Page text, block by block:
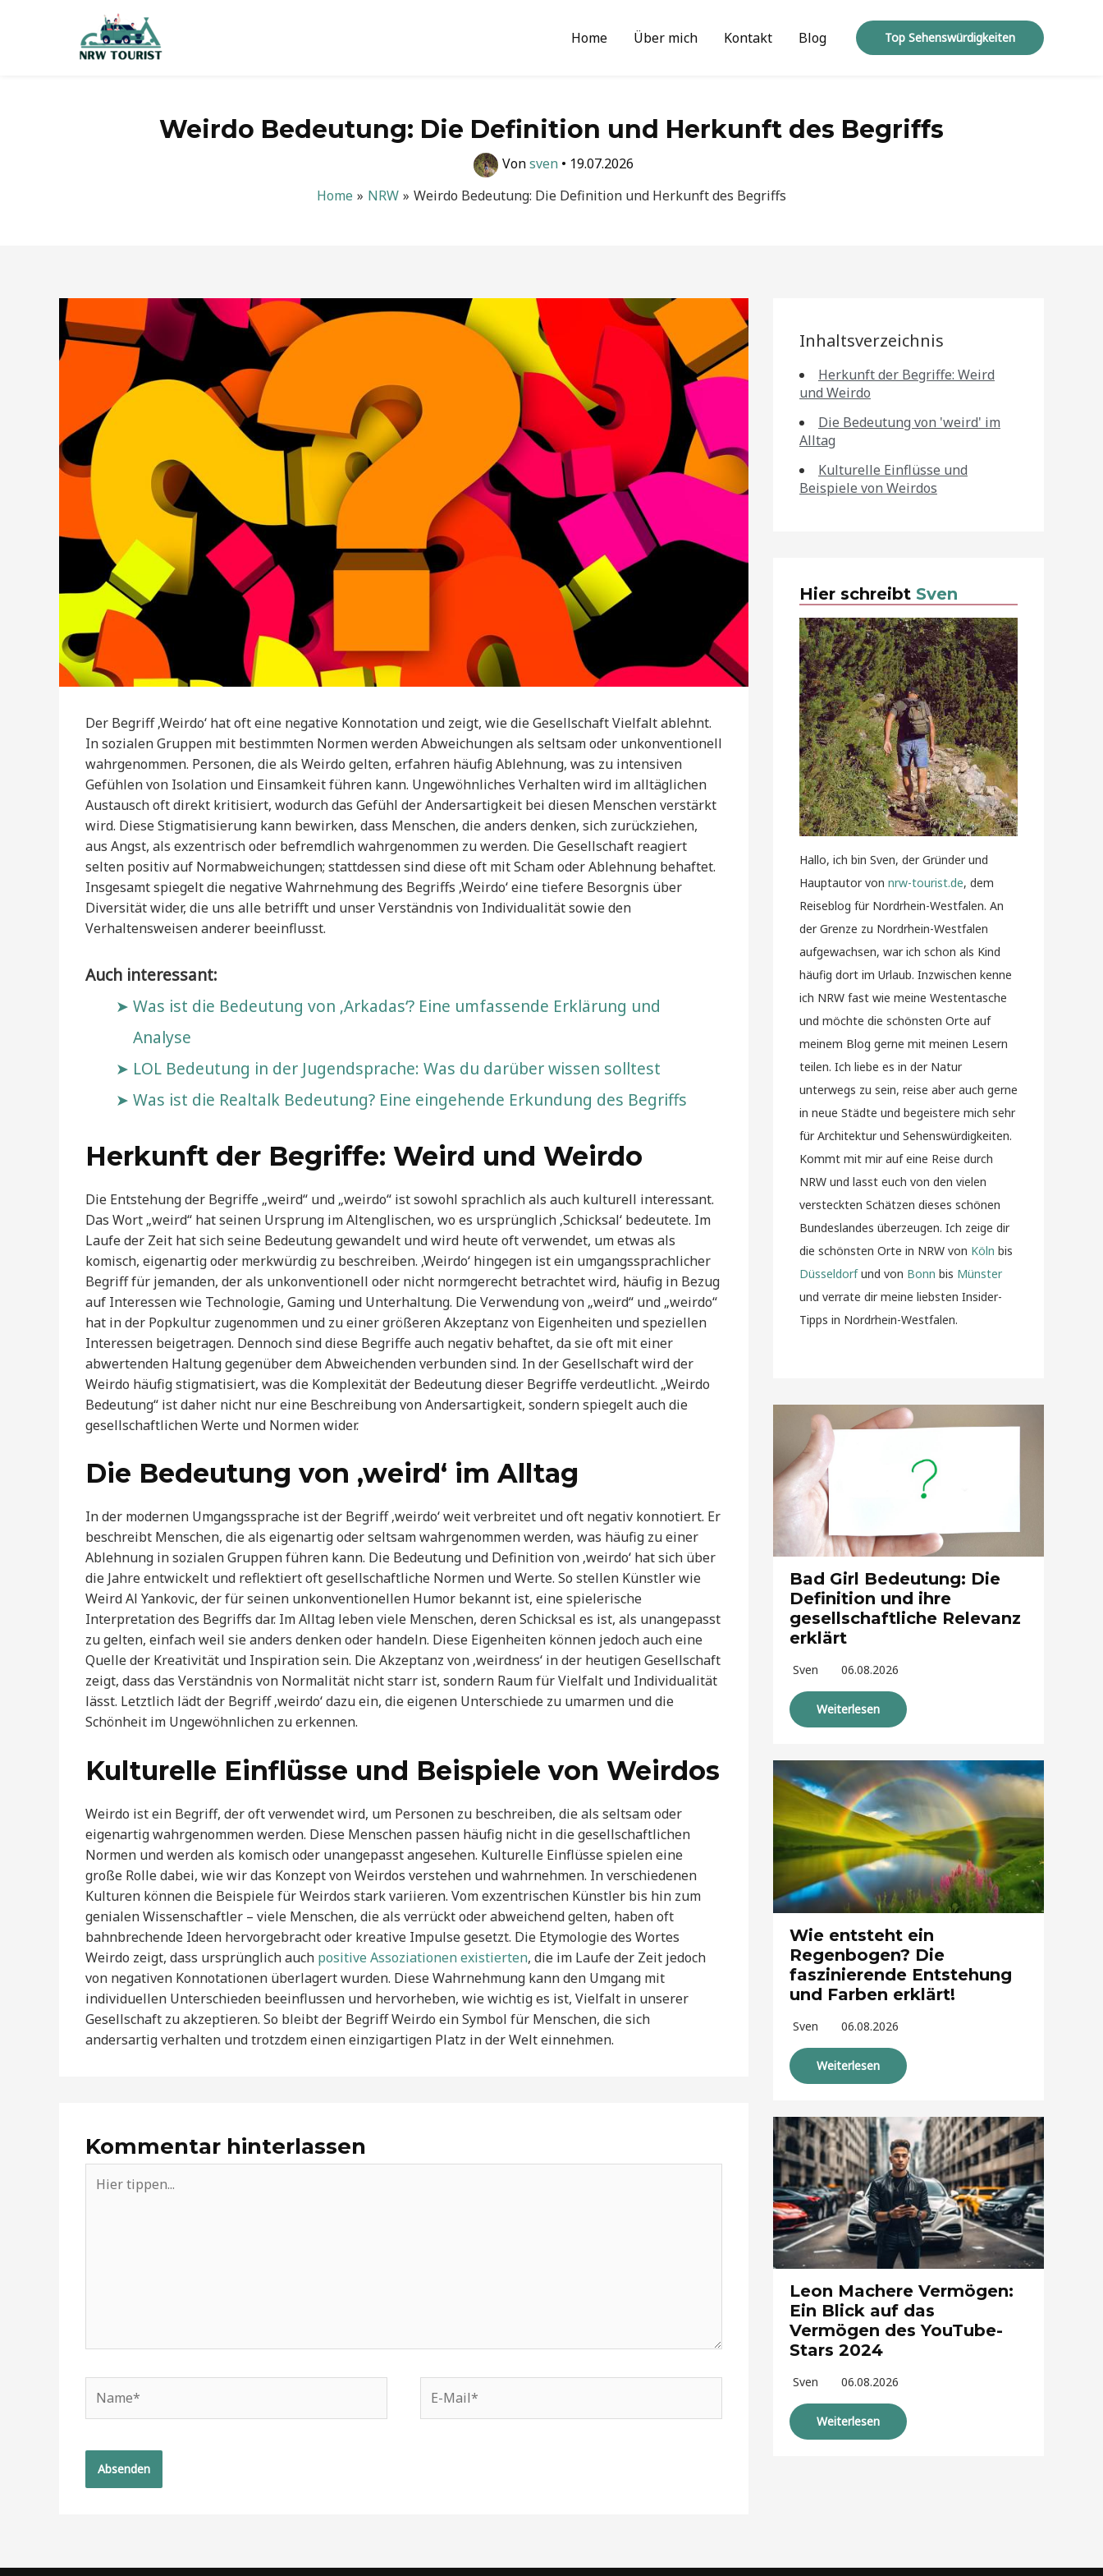
Home Über mich Kontakt Blog Top Sehenswürdigkeiten
Weirdo Bedeutung: Die Definition und Herkunft des Begriffs
Vonsven • 19.07.2026
Home
NRW Weirdo Bedeutung: Die Definition und Herkunft des Begriffs
Der Begriff ‚Weirdo‘ hat oft eine negative Konnotation und zeigt, wie die Gesellschaft Vielfalt ablehnt.
In sozialen Gruppen mit bestimmten Normen werden Abweichungen als seltsam oder unkonventionell
wahrgenommen. Personen, die als Weirdo gelten, erfahren häufig Ablehnung, was zu intensiven
Gefühlen von Isolation und Einsamkeit führen kann. Ungewöhnliches Verhalten wird im alltäglichen
Austausch oft direkt kritisiert, wodurch das Gefühl der Andersartigkeit bei diesen Menschen verstärkt
wird. Diese Stigmatisierung kann bewirken, dass Menschen, die anders denken, sich zurückziehen,
aus Angst, als exzentrisch oder befremdlich wahrgenommen zu werden. Die Gesellschaft reagiert
selten positiv auf Normabweichungen; stattdessen sind diese oft mit Scham oder Ablehnung behaftet.
Insgesamt spiegelt die negative Wahrnehmung des Begriffs ‚Weirdo‘ eine tiefere Besorgnis über
Diversität wider, die uns alle betrifft und unser Verständnis von Individualität sowie den
Verhaltensweisen anderer beeinflusst.
Auch interessant:
Was ist die Bedeutung von ‚Arkadas‘? Eine umfassende Erklärung und
Analyse
LOL Bedeutung in der Jugendsprache: Was du darüber wissen solltest
Was ist die Realtalk Bedeutung? Eine eingehende Erkundung des Begriffs
Herkunft der Begriffe: Weird und Weirdo
Die Entstehung der Begriffe „weird“ und „weirdo“ ist sowohl sprachlich als auch kulturell interessant.
Das Wort „weird“ hat seinen Ursprung im Altenglischen, wo es ursprünglich ‚Schicksal‘ bedeutete. Im
Laufe der Zeit hat sich seine Bedeutung gewandelt und wird heute oft verwendet, um etwas als
komisch, eigenartig oder merkwürdig zu beschreiben. ‚Weirdo‘ hingegen ist ein umgangssprachlicher
Begriff für jemanden, der als unkonventionell oder nicht normgerecht betrachtet wird, häufig in Bezug
auf Interessen wie Technologie, Gaming und Unterhaltung. Die Verwendung von „weird“ und „weirdo“
hat in der Popkultur zugenommen und zu einer größeren Akzeptanz von Eigenheiten und speziellen
Interessen beigetragen. Dennoch sind diese Begriffe auch negativ behaftet, da sie oft mit einer
abwertenden Haltung gegenüber dem Abweichenden verbunden sind. In der Gesellschaft wird der
Weirdo häufig stigmatisiert, was die Komplexität der Bedeutung dieser Begriffe verdeutlicht. „Weirdo
Bedeutung“ ist daher nicht nur eine Beschreibung von Andersartigkeit, sondern spiegelt auch die
gesellschaftlichen Werte und Normen wider.
Die Bedeutung von ‚weird‘ im Alltag
In der modernen Umgangssprache ist der Begriff ‚weirdo‘ weit verbreitet und oft negativ konnotiert. Er
beschreibt Menschen, die als eigenartig oder seltsam wahrgenommen werden, was häufig zu einer
Ablehnung in sozialen Gruppen führen kann. Die Bedeutung und Definition von ‚weirdo‘ hat sich über
die Jahre entwickelt und reflektiert oft gesellschaftliche Normen und Werte. So stellen Künstler wie
Weird Al Yankovic, der für seinen unkonventionellen Humor bekannt ist, eine spielerische
Interpretation des Begriffs dar. Im Alltag leben viele Menschen, deren Schicksal es ist, als unangepasst
zu gelten, einfach weil sie anders denken oder handeln. Diese Eigenheiten können jedoch auch eine
Quelle der Kreativität und Inspiration sein. Die Akzeptanz von ‚weirdness‘ in der heutigen Gesellschaft
zeigt, dass das Verständnis von Normalität nicht starr ist, sondern Raum für Vielfalt und Individualität
lässt. Letztlich lädt der Begriff ‚weirdo‘ dazu ein, die eigenen Unterschiede zu umarmen und die
Schönheit im Ungewöhnlichen zu erkennen.
Kulturelle Einflüsse und Beispiele von Weirdos
Weirdo ist ein Begriff, der oft verwendet wird, um Personen zu beschreiben, die als seltsam oder
eigenartig wahrgenommen werden. Diese Menschen passen häufig nicht in die gesellschaftlichen
Normen und werden als komisch oder unangepasst angesehen. Kulturelle Einflüsse spielen eine
große Rolle dabei, wie wir das Konzept von Weirdos verstehen und wahrnehmen. In verschiedenen
Kulturen können die Beispiele für Weirdos stark variieren. Vom exzentrischen Künstler bis hin zum
genialen Wissenschaftler – viele Menschen, die als verrückt oder abweichend gelten, haben oft
bahnbrechende Ideen hervorgebracht oder kreative Impulse gesetzt. Die Etymologie des Wortes
Weirdo zeigt, dass ursprünglich auch positive Assoziationen existierten, die im Laufe der Zeit jedoch
von negativen Konnotationen überlagert wurden. Diese Wahrnehmung kann den Umgang mit
individuellen Unterschieden beeinflussen und hervorheben, wie wichtig es ist, Vielfalt in unserer
Gesellschaft zu akzeptieren. So bleibt der Begriff Weirdo ein Symbol für Menschen, die sich
andersartig verhalten und trotzdem einen einzigartigen Platz in der Welt einnehmen.
Kommentar hinterlassen
tippen...
Mail*
Inhaltsverzeichnis
Herkunft der Begriffe: Weird
und Weirdo
Die Bedeutung von 'weird' im
Alltag
Kulturelle Einflüsse und
Beispiele von Weirdos
Hier schreibt Sven
Hallo, ich bin Sven, der Gründer und
Hauptautor von nrw-tourist.de, dem
Reiseblog für Nordrhein-Westfalen. An
der Grenze zu Nordrhein-Westfalen
aufgewachsen, war ich schon als Kind
häufig dort im Urlaub. Inzwischen kenne
ich NRW fast wie meine Westentasche
und möchte die schönsten Orte auf
meinem Blog gerne mit meinen Lesern
teilen. Ich liebe es in der Natur
unterwegs zu sein, reise aber auch gerne
in neue Städte und begeistere mich sehr
für Architektur und Sehenswürdigkeiten.
Kommt mit mir auf eine Reise durch
NRW und lasst euch von den vielen
versteckten Schätzen dieses schönen
Bundeslandes überzeugen. Ich zeige dir
die schönsten Orte in NRW von Köln bis
Düsseldorfund von Bonn bis Münster
und verrate dir meine liebsten Insider-
Tipps in Nordrhein-Westfalen.
Bad Girl Bedeutung: Die
Definition und ihre
gesellschaftliche Relevanz
erklärt
Sven 06.08.2026
Weiterlesen
Wie entsteht ein
Regenbogen? Die
faszinierende Entstehung
und Farben erklärt!
Sven 06.08.2026
Weiterlesen
Leon Machere Vermögen:
Ein Blick auf das
Vermögen des YouTube-
Stars 2024
Sven 06.08.2026
Weiterlesen